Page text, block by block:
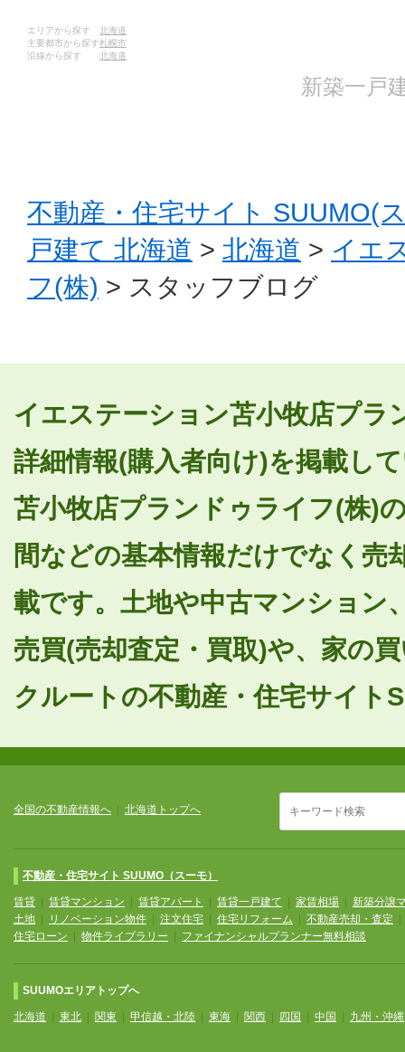
エリアから探す
北海道
主要都市から探す札幌市
沿線から探す
北海道
新築一戸
不動産・住宅サイト SUUMO(
戸建て 北海道 > 北海道 > イエ
フ(株) > スタッフブログ
イエステーション苫小牧店プラ
詳細情報(購入者向け)を掲載し
苫小牧店プランドゥライフ(株)
間などの基本情報だけでなく売
載です。土地や中古マンション
売買(売却査定・買取)や、家の
クルートの不動産・住宅サイト
全国の不動産情報へ 北海道トップへ
不動産・住宅サイト SUUMO（スーモ）
賃貸 賃貸マンション 賃貸アパート 賃貸一戸建て 家賃相場
新築分譲
土地
リノベーション物件 注文住宅 住宅リフォーム 不動産売却・査定
住宅ローン
物件ライブラリー ファイナンシャルプランナー無料相談
SUUMOエリアトップへ
北海道 東北 関東 甲信越・北陸 東海 関西 四国 中国 九州・沖縄